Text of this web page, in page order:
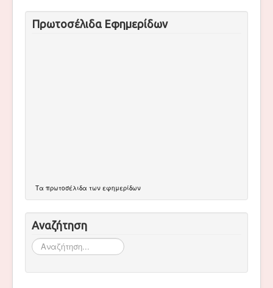
Πρωτοσέλιδα Εφημερίδων
Τα πρωτοσέλιδα των εφημερίδων
Αναζήτηση
Αναζήτηση...